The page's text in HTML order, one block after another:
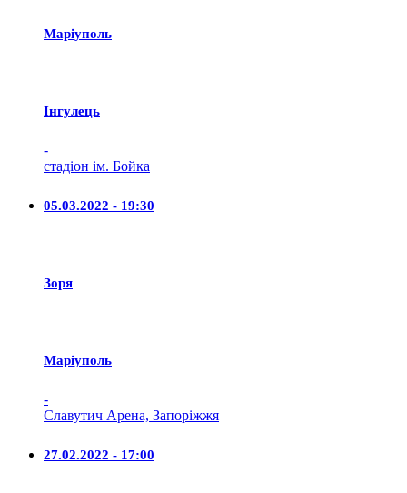
Маріуполь
Iнгулець
-
стадіон ім. Бойка
05.03.2022 - 19:30
Зоря
Маріуполь
-
Славутич Арена, Запоріжжя
27.02.2022 - 17:00